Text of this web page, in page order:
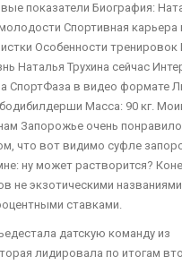
показатели Биография:
Спортивная карьера
Особенности тренировок
Наталья Трухина сейчас
СпортФаза в видео формате
Масса: 90 кг.
Запорожье очень
что вот видимо суфле
ну может растворится?
не экзотическими
ставками.
датскую команду из
лидировала по итогам